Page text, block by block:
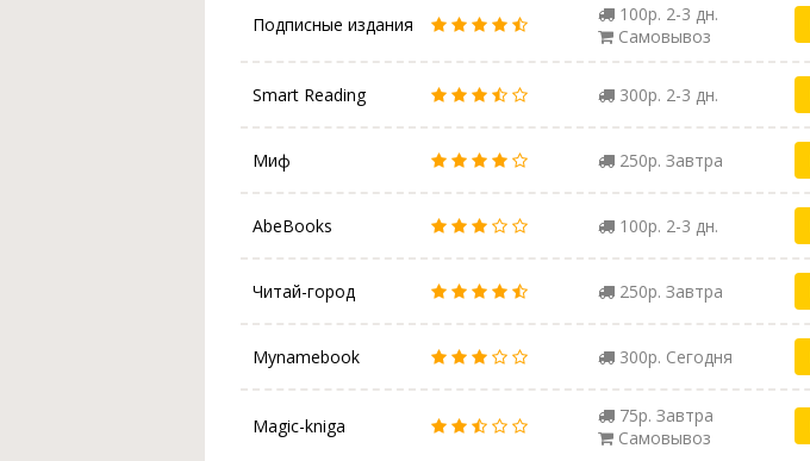
Подписные издания
100р. 2-3 дн.
Самовывоз
Smart Reading 300р. 2-3 дн.
Миф 250р. Завтра
AbeBooks 100р. 2-3 дн.
Читай-город 250р. Завтра
Mynamebook 300р. Сегодня
Magic-kniga
75р. Завтра
Самовывоз